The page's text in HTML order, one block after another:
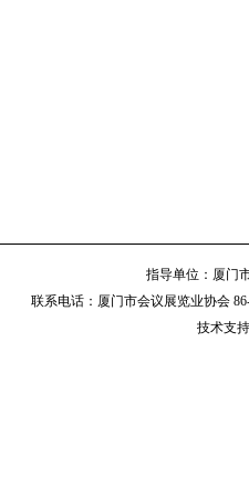
指导单位：厦
联系电话：厦门市会议展览业协会
技术支